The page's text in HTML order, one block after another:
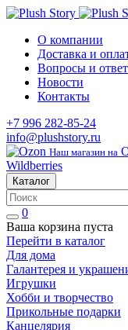
О компании
Доставка и
Вопросы и
Новости
Контакты
+7 996 282-85-24
info@plushstory.ru
Наш магазин на
Wildberries
Каталог
0
Ваша корзина пуста
Перейти в каталог
Для дома
Галантерея и
Игрушки
Хобби и творчество
Прикольные подарки
Канцелярия